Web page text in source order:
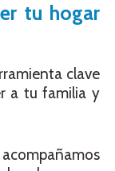
tu hogar
clave
a tu familia y